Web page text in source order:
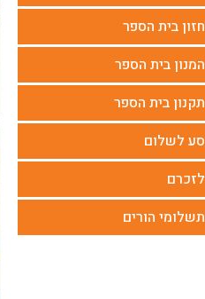
חזון בית הספר
המנון בית הספר
תקנון בית הספר
סע לשלום
לזכרם
תשלומי הורים